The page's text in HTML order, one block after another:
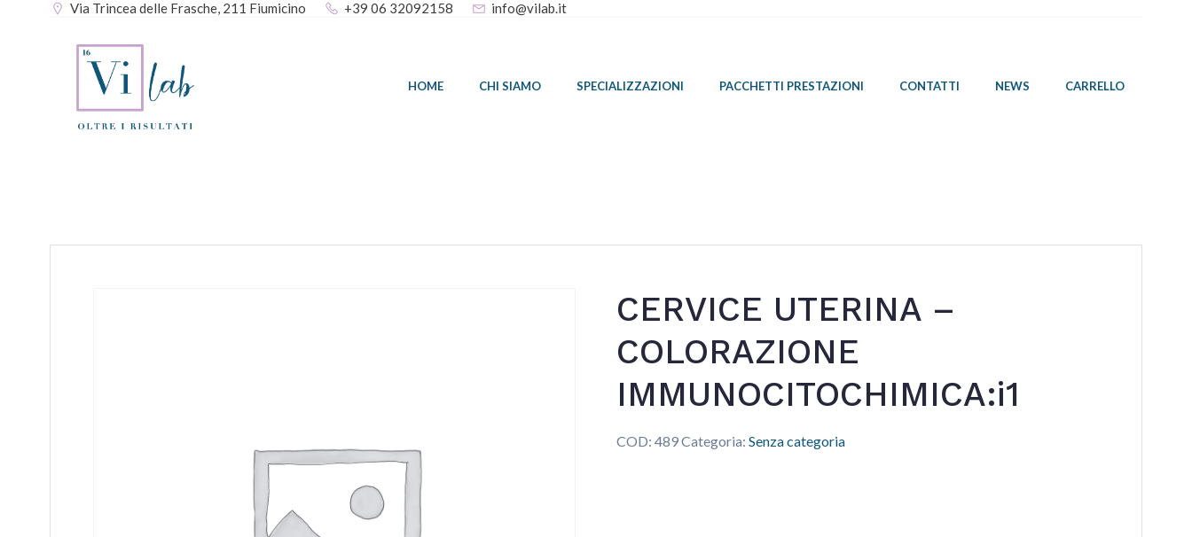
Via Trincea delle Frasche, 211 Fiumicino +39 06 32092158 info@vilab.it
HOME CHI SIAMO SPECIALIZZAZIONI PACCHETTI PRESTAZIONI CONTATTI NEWS CARRELLO
CERVICE UTERINA –
COLORAZIONE
IMMUNOCITOCHIMICA:i1
COD: 489Categoria: Senza categoria